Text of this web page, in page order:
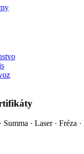
· Laser · Fréza